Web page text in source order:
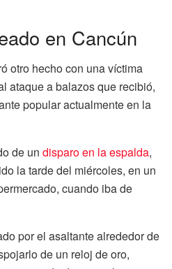
en Cancún
otro hecho con una víctima
ataque a balazos que recibió,
popular actualmente en la
de un disparo en la espalda,
la tarde del miércoles, en un
cuando iba de
por el asaltante alrededor de
de un reloj de oro,